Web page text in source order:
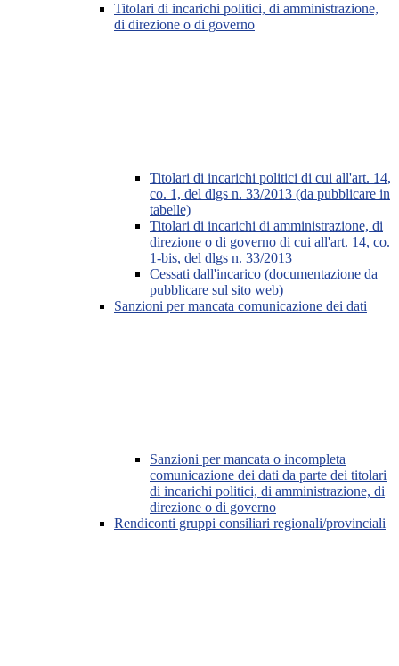
Titolari di incarichi politici, di amministrazione,
di direzione o di governo
Titolari di incarichi politici di cui all'art. 14,
co. 1, del dlgs n. 33/2013 (da pubblicare in
tabelle)
Titolari di incarichi di amministrazione, di
direzione o di governo di cui all'art. 14, co.
1-bis, del dlgs n. 33/2013
Cessati dall'incarico (documentazione da
pubblicare sul sito web)
Sanzioni per mancata comunicazione dei dati
Sanzioni per mancata o incompleta
comunicazione dei dati da parte dei titolari
di incarichi politici, di amministrazione, di
direzione o di governo
Rendiconti gruppi consiliari regionali/provinciali